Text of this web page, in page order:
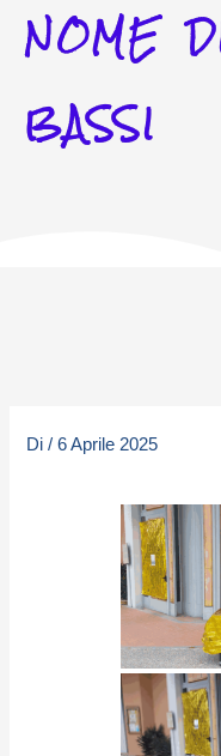
NOME
BASSI
Di/6 Aprile 2025